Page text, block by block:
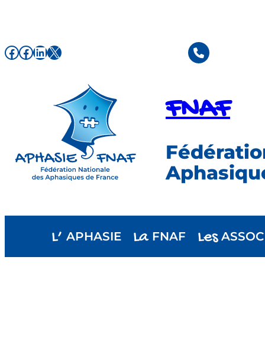
contenu
Facebook de l'association FNAF Facebook de l'association FNAF LinkedIn X
FNAF
L’ APHASIE LaFNAF Les